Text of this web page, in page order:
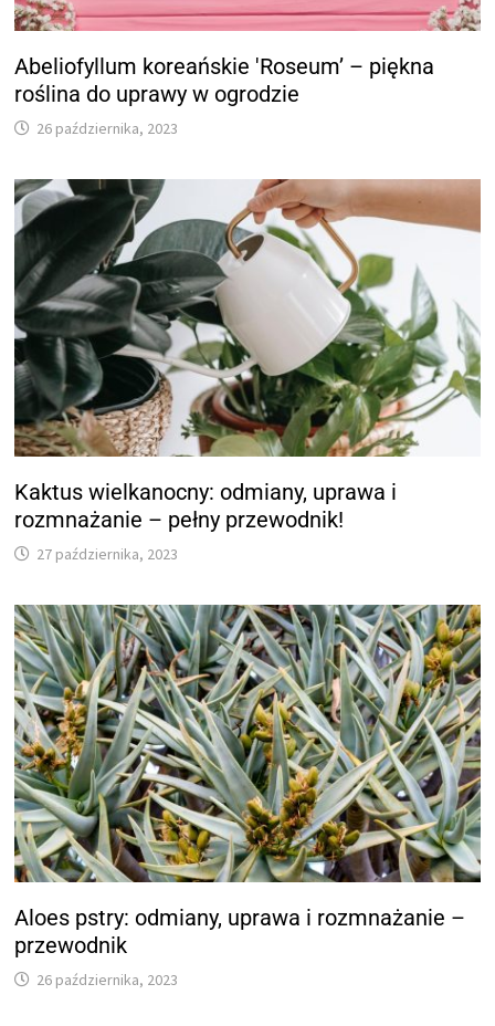
Abeliofyllum koreańskie 'Roseum’ – piękna
roślina do uprawy w ogrodzie
26 października, 2023
Kaktus wielkanocny: odmiany, uprawa i
rozmnażanie – pełny przewodnik!
27 października, 2023
Aloes pstry: odmiany, uprawa i rozmnażanie –
przewodnik
26 października, 2023